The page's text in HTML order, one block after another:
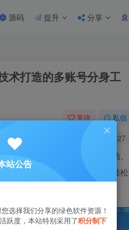
源码 提升 分享
术打造的多账号分身工
关注 私信
27
求而设计。它支持应用、微信、
权，提供更多高级功能，助您轻松
站公告
选择我们分享的绿色软件资源！
跃度，本站特别采用了积分制下